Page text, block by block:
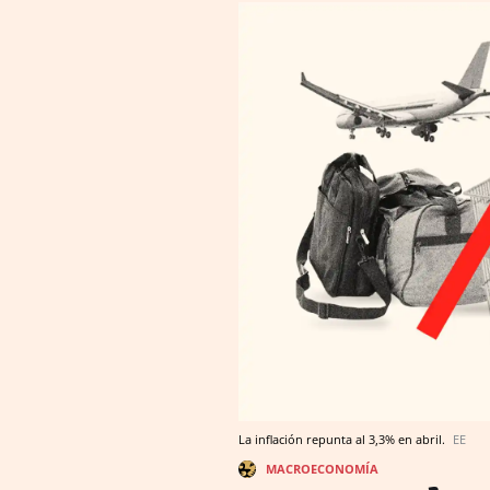
La inflación repunta al 3,3% en abril. EE
MACROECONOMÍA